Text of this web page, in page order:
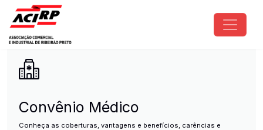
Pular para o conteúdo principal
ACIRP - Associação Comercial
Convênio Médico
Conheça as coberturas, vantagens e benefícios, carências e